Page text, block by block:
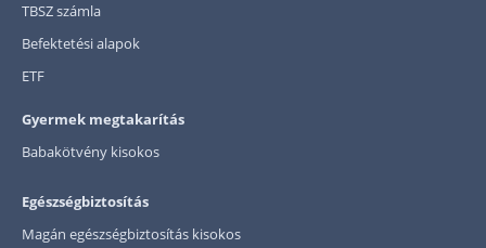
TBSZ számla
Befektetési alapok
ETF
Gyermek megtakarítás
Babakötvény kisokos
Egészségbiztosítás
Magán egészségbiztosítás kisokos